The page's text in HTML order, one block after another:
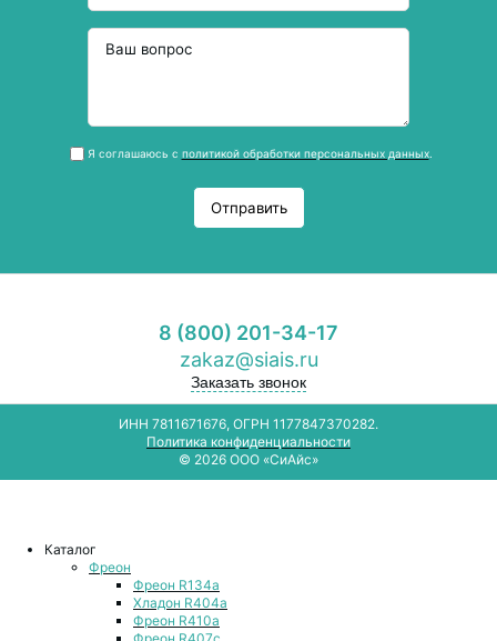
Я соглашаюсь с политикой обработки персональных данных.
Отправить
8 (800) 201-34-17
zakaz@siais.ru
Заказать звонок
ИНН 7811671676, ОГРН 1177847370282.
Политика конфиденциальности
© 2026 ООО «СиАйс»
Каталог
Фреон
Фреон R134a
Хладон R404a
Фреон R410a